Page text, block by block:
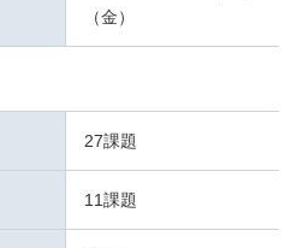
（金）
27課題
11課題